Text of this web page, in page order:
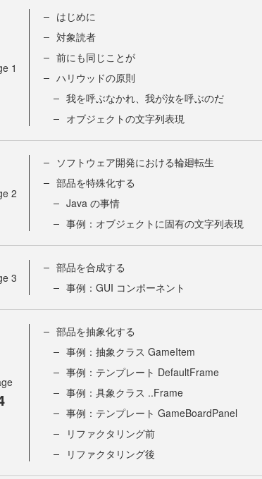
1
はじめに
対象読者
前にも同じことが
ハリウッドの原則
我を呼ぶなかれ、我が汝を呼ぶのだ
オブジェクトの文字列表現
2
ソフトウェア開発における輪廻転生
部品を特殊化する
Java の事情
事例：オブジェクトに固有の文字列表現
3
部品を合成する
事例：GUI コンポーネント
部品を抽象化する
事例：抽象クラス GameItem
事例：テンプレート DefaultFrame
事例：具象クラス ..Frame
事例：テンプレート GameBoardPanel
リファクタリング前
リファクタリング後